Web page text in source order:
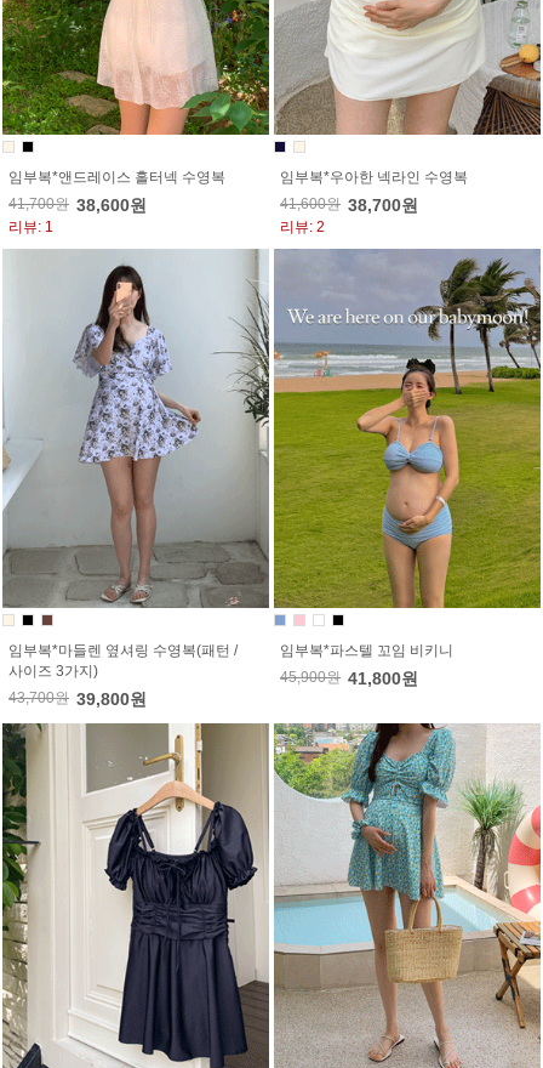
임부복*앤드레이스 홀터넥 수영복
41,700원 38,600원
리뷰: 1
임부복*우아한 넥라인 수영복
41,600원 38,700원
리뷰: 2
임부복*마들렌 옆셔링 수영복(패턴 /
사이즈 3가지)
43,700원 39,800원
임부복*파스텔 꼬임 비키니
45,900원 41,800원